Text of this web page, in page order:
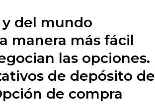
del mundo
manera más fácil
las opciones.
de depósito de
de compra